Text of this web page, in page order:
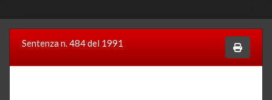
Sentenza n. 484 del 1991